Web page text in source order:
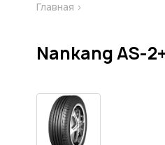
Главная >
Nankang AS-